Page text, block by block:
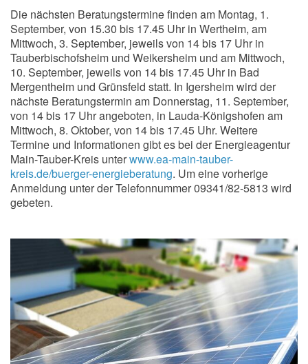
Die nächsten Beratungstermine finden am Montag, 1.
September, von 15.30 bis 17.45 Uhr in Wertheim, am
Mittwoch, 3. September, jeweils von 14 bis 17 Uhr in
Tauberbischofsheim und Weikersheim und am Mittwoch,
10. September, jeweils von 14 bis 17.45 Uhr in Bad
Mergentheim und Grünsfeld statt. In Igersheim wird der
nächste Beratungstermin am Donnerstag, 11. September,
von 14 bis 17 Uhr angeboten, in Lauda-Königshofen am
Mittwoch, 8. Oktober, von 14 bis 17.45 Uhr. Weitere
Termine und Informationen gibt es bei der Energieagentur
Main-Tauber-Kreis unterwww.ea-main-tauber-
kreis.de/buerger-energieberatung. Um eine vorherige
Anmeldung unter der Telefonnummer 09341/82-5813 wird
gebeten.